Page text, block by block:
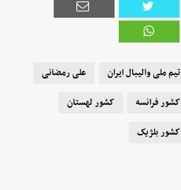
تیم ملی والیبال ایران
علی رمضانی
کشور فرانسه
کشور لهستان
کشور بلژیک